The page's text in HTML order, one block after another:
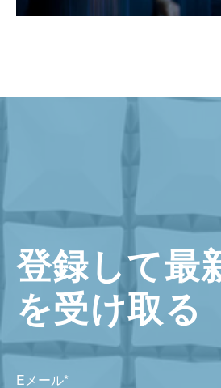
登録して最
を受け取る
Eメール*